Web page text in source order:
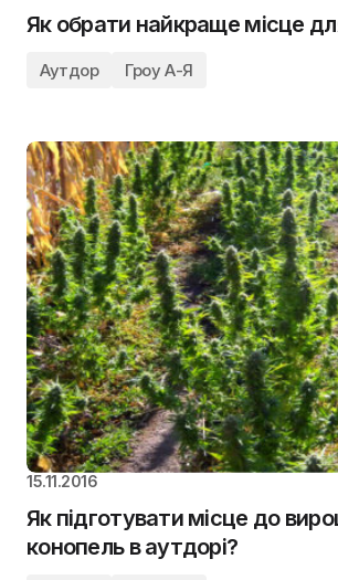
Як обрати найкраще місце
Аутдор Гроу А-Я
15.11.2016
Як підготувати місце до
конопель в аутдорі?